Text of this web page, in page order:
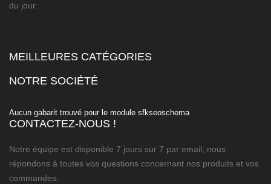
du jour.
MEILLEURES CATÉGORIES
NOTRE SOCIÉTÉ
Aucun gabarit trouvé pour le module sfkseoschema
CONTACTEZ-NOUS !
Notre équipe est disponible 7 jours sur 7 par email, nous
répondons à toutes vos questions concernant nos produits et vos
commandes: